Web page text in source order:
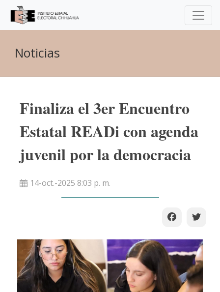
Noticias
Finaliza el 3er Encuentro
Estatal READi con agenda
juvenil por la democracia
14-oct.-2025 8:03 p. m.